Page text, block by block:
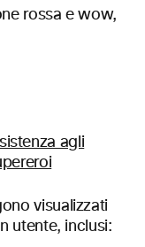
rossa e wow,
visualizzati
utente, inclusi: